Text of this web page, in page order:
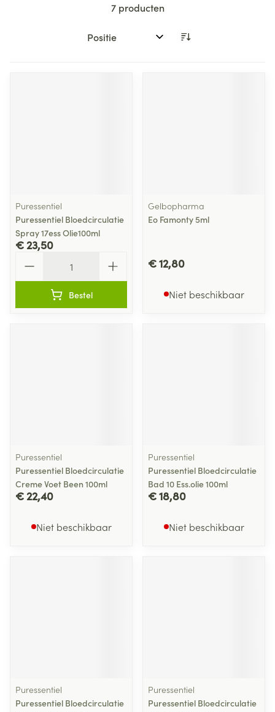
7producten
Sorteer op:
Puressentiel
Puressentiel Bloedcirculatie
Spray 17ess Olie100ml
€ 23,50
Bestel
Gelbopharma
Eo Famonty 5ml
€ 12,80
Niet beschikbaar
Puressentiel
Puressentiel Bloedcirculatie
Creme Voet Been 100ml
€ 22,40
Niet beschikbaar
Puressentiel
Puressentiel Bloedcirculatie
Bad 10 Ess.olie 100ml
€ 18,80
Niet beschikbaar
Puressentiel
Puressentiel Bloedcirculatie
Puressentiel
Puressentiel Bloedcirculatie